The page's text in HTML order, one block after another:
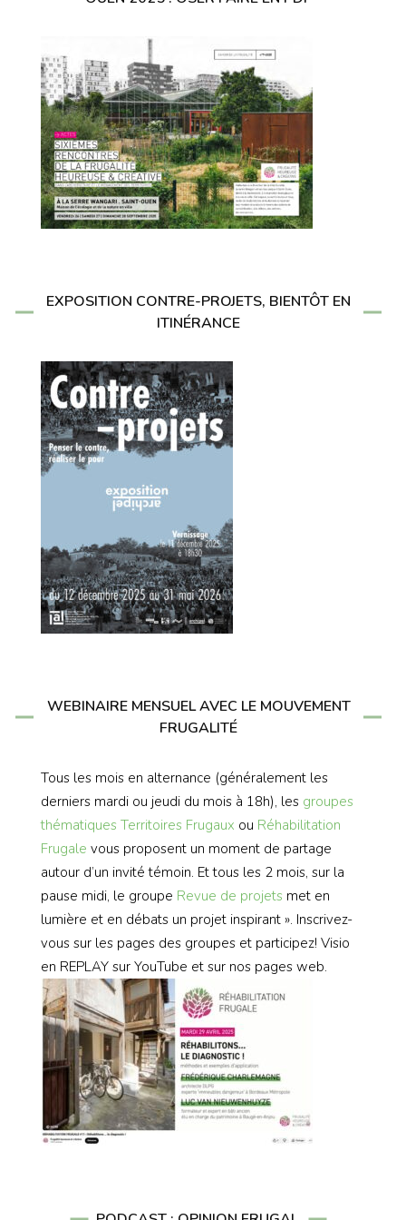
EXPOSITION CONTRE-PROJETS, BIENTÔT EN
ITINÉRANCE
WEBINAIRE MENSUEL AVEC LE MOUVEMENT
FRUGALITÉ
Tous les mois en alternance (généralement les
derniers mardi ou jeudi du mois à 18h), les groupes
thématiques Territoires Frugaux ou Réhabilitation
Frugale vous proposent un moment de partage
autour d’un invité témoin. Et tous les 2 mois, sur la
pause midi, le groupe Revue de projets met en
lumière et en débats un projet inspirant ». Inscrivez-
vous sur les pages des groupes et participez! Visio
en REPLAY sur YouTube et sur nos pages web.